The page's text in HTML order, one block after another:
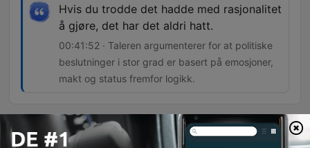
Hvis du trodde det hadde med rasjonalitet
å gjøre, det har det aldri hatt.
00:41:52 · Taleren argumenterer for at politiske
beslutninger i stor grad er basert på emosjoner,
makt og status fremfor logikk.
Afleveringen